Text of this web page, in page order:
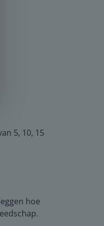
5, 10, 15
hoe